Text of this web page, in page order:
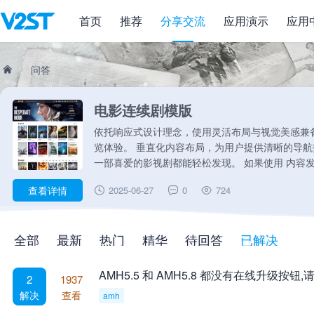
首页 推荐 分享交流 应用演示 应用
»
问答
来沉浸式浏
查找成本，每
内容
威兔手机模板
模板支持APP的封装, 支持小程序
还能根据自己的需求来强制隐藏页
发帖, 回复, 发信息, 加好友, 加关注
查看详情
2012-10-19
全部 最新 热门 精华 待回答 已解决
2
解决
1937
查看
AMH5.5 和 AMH5.8 都没有在线升级按钮,
amh